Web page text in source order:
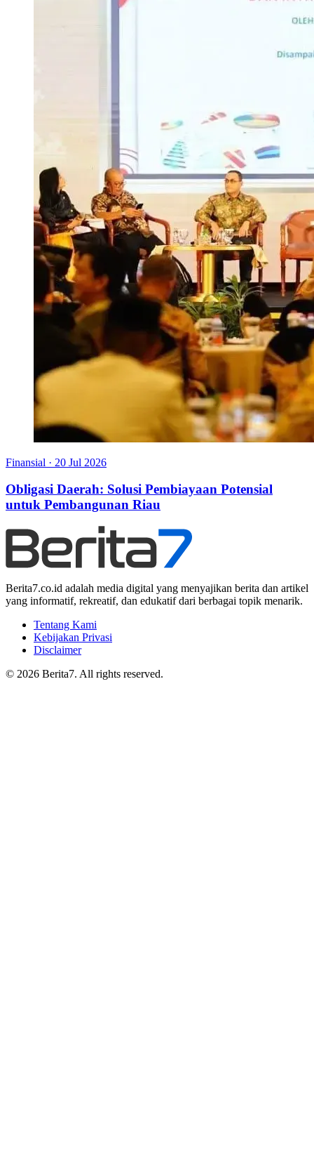
Finansial · 20 Jul 2026
Obligasi Daerah: Solusi Pembiayaan Potensial
untuk Pembangunan Riau
Berita7.co.id adalah media digital yang menyajikan berita dan artikel
yang informatif, rekreatif, dan edukatif dari berbagai topik menarik.
Tentang Kami
Kebijakan Privasi
Disclaimer
© 2026 Berita7. All rights reserved.